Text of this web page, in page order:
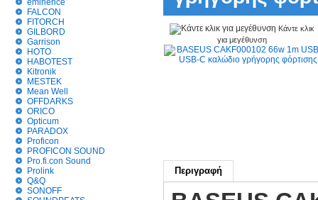
Κάντε κλικ
για μεγέθυνση
Περιγραφή
eminence
FALCON
FITORCH
GILBORD
Garrison
HOTO
HABOTEST
Kitronik
MESTEK
Mean Well
OFFDARKS
ORICO
Opticum
PARADOX
Proficon
PROFICON SOUND
Pro.fi.con Sound
Prolink
Q&Q
SONOFF